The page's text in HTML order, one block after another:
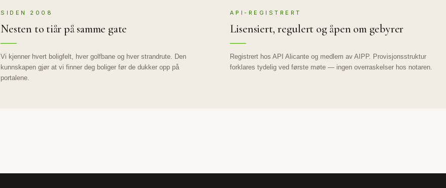
SIDEN 2008
Nesten to tiår på samme gate
Vi kjenner hvert boligfelt, hver golfbane og hver strandrute. Den
kunnskapen gjør at vi finner deg boliger før de dukker opp på
portalene.
API-REGISTRERT
Lisensiert, regulert og åpen om gebyrer
Registrert hos API Alicante og medlem av AIPP. Provisjonsstruktur
forklares tydelig ved første møte — ingen overraskelser hos notaren.